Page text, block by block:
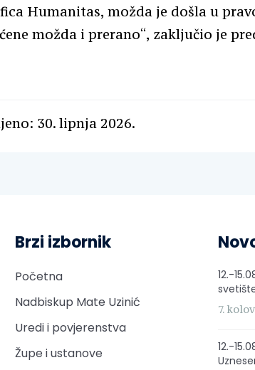
Humanitas, možda je došla u
možda i prerano“, zaključio je
30. lipnja 2026.
Brzi izbornik
Početna
Nadbiskup Mate Uzinić
Uredi i povjerenstva
Župe i ustanove
12.-
7.
12.-